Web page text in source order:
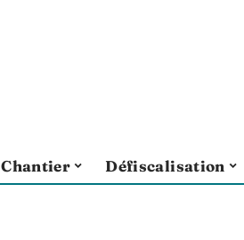
Chantier Défiscalisation